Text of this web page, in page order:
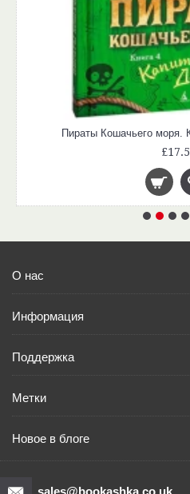
Пираты Кошачьего моря.
О нас
Информация
Поддержка
Метки
Новое в блоге